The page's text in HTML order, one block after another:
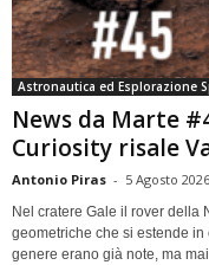
Astronautica ed Esplorazione
News da Marte
Curiosity risale
Antonio Piras - 5 Agosto 2026
Nel cratere Gale il rover della
geometriche che si estende
genere erano già note, ma